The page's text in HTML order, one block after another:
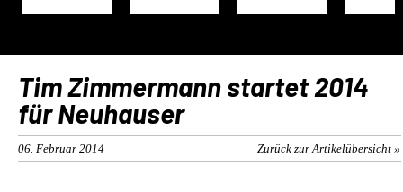
Tim Zimmermann startet 2014
für Neuhauser
06. Februar 2014 Zurück zur Artikelübersicht »